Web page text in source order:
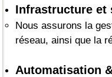
Infrastructure et
Nous assurons la
réseau, ainsi que la
Automatisation